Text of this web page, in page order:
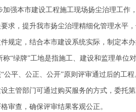
本市建设工程施工现场扬尘治理工作，
求，提升我市扬尘治理精细化管理水平
件规定，结合本市建设系统实际，制定本办
绿牌”工地是指施工、建设和监理单位
公平、公正、公开”原则评审通过后的工程
管部门可通过购买服务的方式，委托第
审查，确保评审结果客观公正。